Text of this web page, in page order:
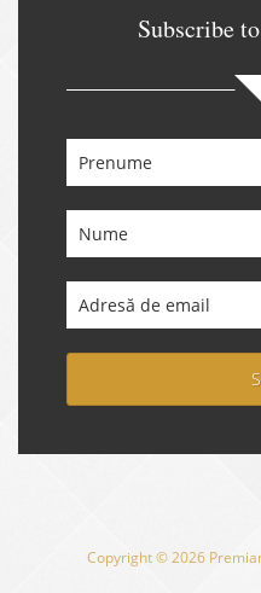
Subscribe
Copyright © 2026